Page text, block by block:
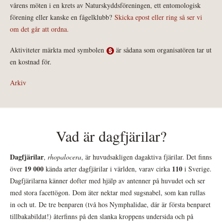
vårens möten i en krets av Naturskyddsföreningen, ett entomologisk
förening eller kanske en fågelklubb? Skicka epost eller ring så ser vi
om det går att ordna.
Aktiviteter märkta med symbolen
är sådana som organisatören tar ut
en kostnad för.
Arkiv
Vad är dagfjärilar?
Dagfjärilar, rhopalocera, är huvudsakligen dagaktiva fjärilar. Det finns
över 19 000 kända arter dagfjärilar i världen, varav cirka 110 i Sverige.
Dagfjärilarna känner dofter med hjälp av antenner på huvudet och ser
med stora facettögon. Dom äter nektar med sugsnabel, som kan rullas
in och ut. De tre benparen (två hos Nymphalidae, där är första benparet
tillbakabildat!) återfinns på den slanka kroppens undersida och på